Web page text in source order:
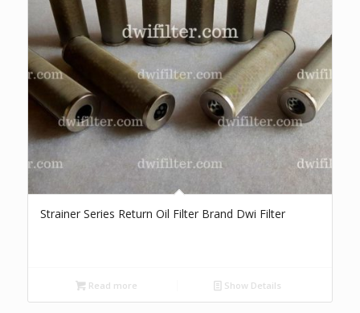
Strainer Series Return Oil Filter Brand Dwi Filter
Read more Show Details